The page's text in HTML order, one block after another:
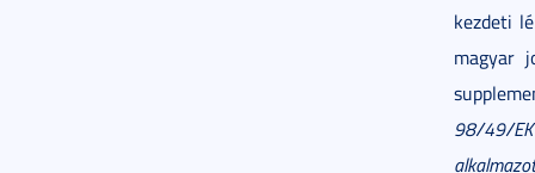
kezdeti
magyar
98/49/